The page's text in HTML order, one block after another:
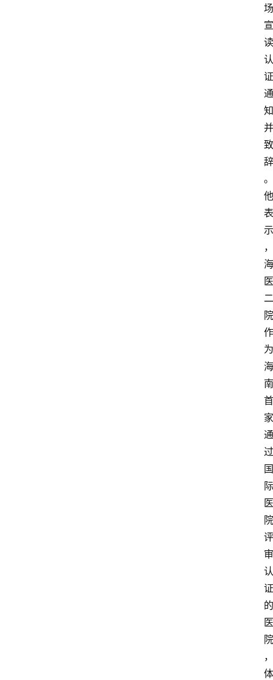
场
宣
读
认
证
通
知
并
致
辞
。
他
表
示
，
海
医
二
院
作
为
海
南
首
家
通
过
国
际
医
院
评
审
认
证
的
医
院
，
体